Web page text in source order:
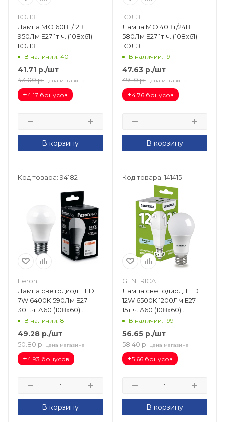
КЭЛЗ
Лампа МО 60Вт/12В
950Лм Е27 1т.ч. (108х61)
КЭЛЗ
В наличии: 40
41.71 р./шт
43.00 р. цена магазина
+4.17 бонусов
В корзину
КЭЛЗ
Лампа МО 40Вт/24В
580Лм Е27 1т.ч. (108х61)
КЭЛЗ
В наличии: 19
47.63р./шт
49.10 р. цена магазина
+4.76 бонусов
В корзину
Код товара: 94182
Feron
Лампа светодиод. LED
7W 6400К 590Лм Е27
30т.ч. А60 (108х60)
(аналог 70W) LB-1007
OSRAM LED 38025
В наличии: 8
49.28 р./шт
50.80 р. цена магазина
+4.93 бонусов
В корзину
Код товара: 141415
GENERICA
Лампа светодиод. LED
12W 6500К 1200Лм E27
15т.ч. A60 (108х60)
GENERICA LL-A60-12-230-
В наличии: 199
56.65р./шт
58.40 р. цена магазина
+5.66 бонусов
В корзину